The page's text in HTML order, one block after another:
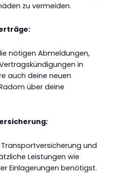
zu vermeiden.
nötigen Abmeldungen,
in
auch deine neuen
über deine
Transportversicherung und
Leistungen wie
Einlagerungen benötigst.